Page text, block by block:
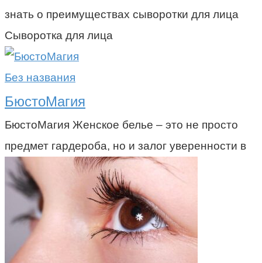
знать о преимуществах сыворотки для лица
Сыворотка для лица
Без названия
БюстоМагия
БюстоМагия Женское белье – это не просто
предмет гардероба, но и залог уверенности в